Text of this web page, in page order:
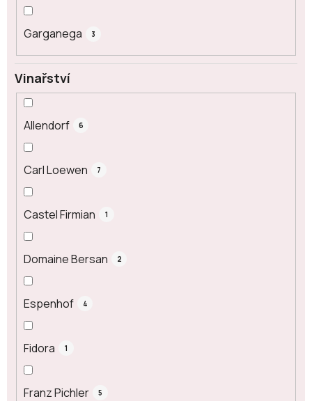
Garganega 3
Vinařství
Allendorf 6
Carl Loewen 7
Castel Firmian 1
Domaine Bersan 2
Espenhof 4
Fidora 1
Franz Pichler 5